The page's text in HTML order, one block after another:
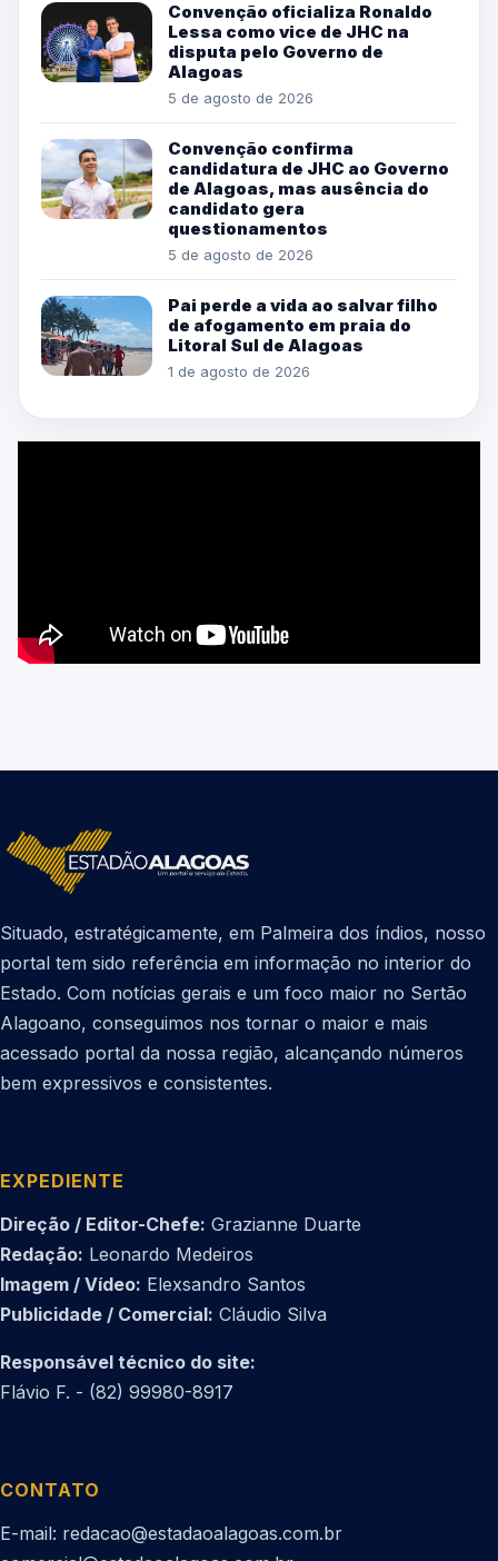
Convenção oficializa Ronaldo
Lessa como vice de JHC na
disputa pelo Governo de
Alagoas
5 de agosto de 2026
Convenção confirma
candidatura de JHC ao Governo
de Alagoas, mas ausência do
candidato gera
questionamentos
5 de agosto de 2026
Pai perde a vida ao salvar filho
de afogamento em praia do
Litoral Sul de Alagoas
1 de agosto de 2026
Situado, estratégicamente, em Palmeira dos índios, nosso
portal tem sido referência em informação no interior do
Estado. Com notícias gerais e um foco maior no Sertão
Alagoano, conseguimos nos tornar o maior e mais
acessado portal da nossa região, alcançando números
bem expressivos e consistentes.
EXPEDIENTE
Direção / Editor-Chefe: Grazianne Duarte
Redação: Leonardo Medeiros
Imagem / Vídeo: Elexsandro Santos
Publicidade / Comercial: Cláudio Silva
Responsável técnico do site:
Flávio F. - (82) 99980-8917
CONTATO
E-mail: redacao@estadaoalagoas.com.br